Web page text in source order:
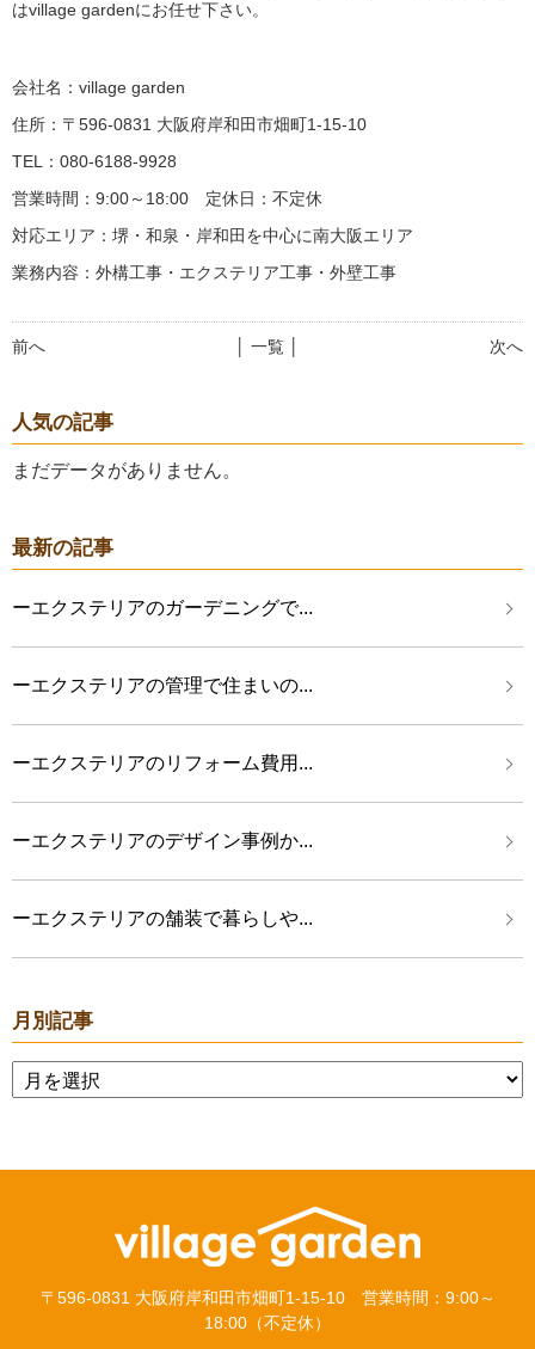
はvillage gardenにお任せ下さい。
会社名：village garden
住所：〒596-0831 大阪府岸和田市畑町1-15-10
TEL：080-6188-9928
営業時間：9:00～18:00 定休日：不定休
対応エリア：堺・和泉・岸和田を中心に南大阪エリア
業務内容：外構工事・エクステリア工事・外壁工事
前へ 次へ
│ 一覧 │
人気の記事
まだデータがありません。
最新の記事
ーエクステリアのガーデニングで...
ーエクステリアの管理で住まいの...
ーエクステリアのリフォーム費用...
ーエクステリアのデザイン事例か...
ーエクステリアの舗装で暮らしや...
月別記事
〒596-0831 大阪府岸和田市畑町1-15-10 営業時間：9:00～
18:00（不定休）